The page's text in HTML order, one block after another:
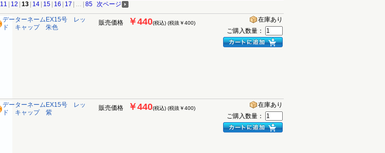
11 12 13 14 15 16 17 … 85 次ページ
データーネームEX15号 レッ
ド キャップ 朱色
販売価格 ￥440(税込) (税抜￥400)
在庫あり
ご購入数量：
データーネームEX15号 レッ
ド キャップ 紫
販売価格 ￥440(税込) (税抜￥400)
在庫あり
ご購入数量：